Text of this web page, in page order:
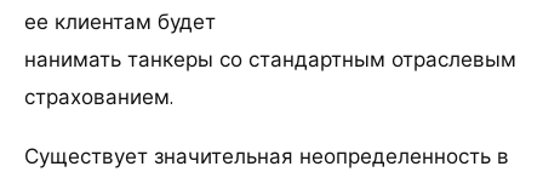
ее клиентам будет
нанимать танкеры со стандартным отраслевым
страхованием.
Существует значительная неопределенность в